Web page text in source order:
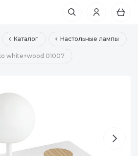
Каталог Настольные лампы
white+wood 01007